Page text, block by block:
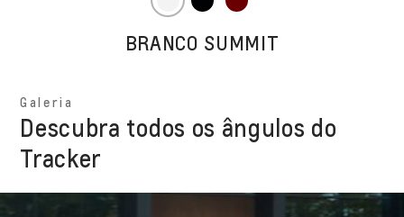
BRANCO SUMMIT
Galeria
Descubra todos os ângulos do
Tracker